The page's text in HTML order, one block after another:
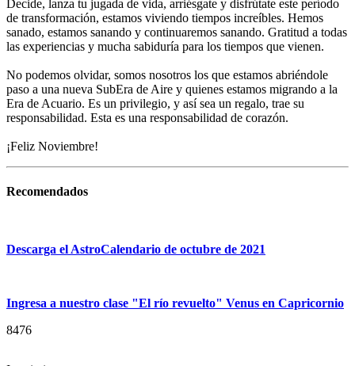
Decide, lanza tu jugada de vida, arriésgate y disfrútate este período
de transformación, estamos viviendo tiempos increíbles. Hemos
sanado, estamos sanando y continuaremos sanando. Gratitud a todas
las experiencias y mucha sabiduría para los tiempos que vienen.
No podemos olvidar, somos nosotros los que estamos abriéndole
paso a una nueva SubEra de Aire y quienes estamos migrando a la
Era de Acuario. Es un privilegio, y así sea un regalo, trae su
responsabilidad. Esta es una responsabilidad de corazón.
¡Feliz Noviembre!
Recomendados
Descarga el AstroCalendario de octubre de 2021
Ingresa a nuestro clase "El río revuelto" Venus en Capricornio
8476